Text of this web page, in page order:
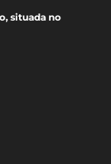
situada no